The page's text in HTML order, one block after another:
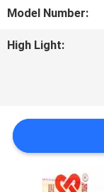
PO
KONTROLA
JAKOŚCI
Model Number:
High Light: